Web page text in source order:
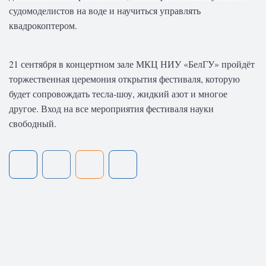
судомоделистов на воде и научиться управлять
квадрокоптером.
21 сентября в концертном зале МКЦ НИУ «БелГУ» пройдёт
торжественная церемония открытия фестиваля, которую
будет сопровождать тесла-шоу, жидкий азот и многое
другое. Вход на все мероприятия фестиваля науки
свободный.